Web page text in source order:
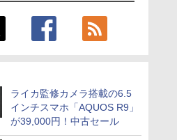
ライカ監修カメラ搭載の6.5
インチスマホ「AQUOS R9」
が39,000円！中古セール